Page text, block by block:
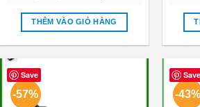
là:
₫1,500,000.
tại
₫800,000.
THÊM VÀO GIỎ HÀNG
Save
-57%
Save
-43%